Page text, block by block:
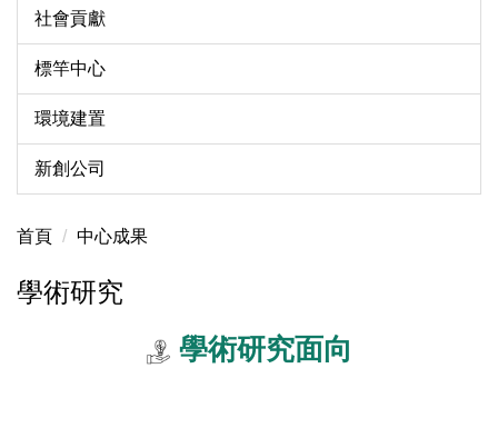
社會貢獻
標竿中心
環境建置
新創公司
首頁 中心成果
學術研究
學術研究面向